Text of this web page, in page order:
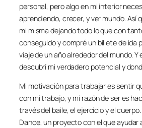
personal, pero algo en mi interior
aprendiendo, crecer, y ver mundo. Así
mi misma dejando todo lo que con
conseguido y compré un billete de ida
viaje de un año alrededor del mundo. Y
descubrí mi verdadero potencial y
Mi motivación para trabajar es sentir
con mi trabajo, y mi razón de ser es
través del baile, el ejercicio y el
Dance, un proyecto con el que ayudar